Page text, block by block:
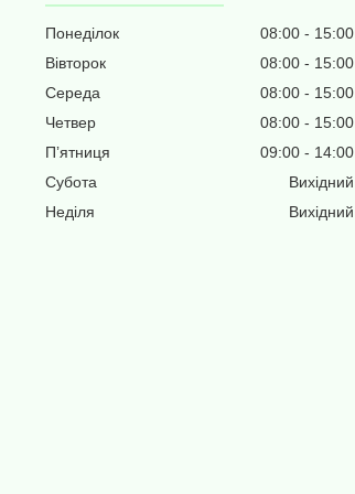
Понеділок 08:00
15:00
Вівторок
08:00
15:00
Середа
08:00
15:00
Четвер
08:00
15:00
Пʼятниця
09:00
14:00
Субота
Вихідний
Неділя
Вихідний